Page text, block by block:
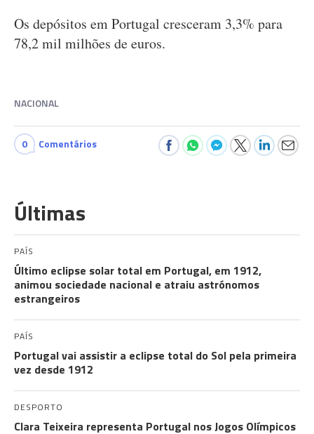
Os depósitos em Portugal cresceram 3,3% para
78,2 mil milhões de euros.
NACIONAL
0 Comentários
Últimas
PAÍS
Último eclipse solar total em Portugal, em 1912,
animou sociedade nacional e atraiu astrónomos
estrangeiros
PAÍS
Portugal vai assistir a eclipse total do Sol pela primeira
vez desde 1912
DESPORTO
Clara Teixeira representa Portugal nos Jogos Olímpicos